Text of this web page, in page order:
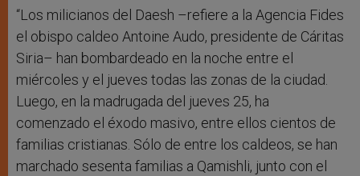
“Los milicianos del Daesh –refiere a la Agencia Fides
el obispo caldeo Antoine Audo, presidente de Cáritas
Siria– han bombardeado en la noche entre el
miércoles y el jueves todas las zonas de la ciudad.
Luego, en la madrugada del jueves 25, ha
comenzado el éxodo masivo, entre ellos cientos de
familias cristianas. Sólo de entre los caldeos, se han
marchado sesenta familias a Qamishli, junto con el